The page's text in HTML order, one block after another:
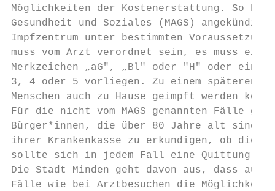
Möglichkeiten der Kostenerstattung. So
Gesundheit und Soziales (MAGS)
Impfzentrum unter bestimmten
muss vom Arzt verordnet sein, es muss ein
Merkzeichen „aG", „Bl" oder "H" oder ein
3, 4 oder 5 vorliegen. Zu einem späteren
Menschen auch zu Hause geimpft werden
Für die nicht vom MAGS genannten Fälle
Bürger*innen, die über 80 Jahre alt sind,
ihrer Krankenkasse zu erkundigen, ob
sollte sich in jedem Fall eine Quittung
Die Stadt Minden geht davon aus, dass
Fälle wie bei Arztbesuchen die Möglichkeit